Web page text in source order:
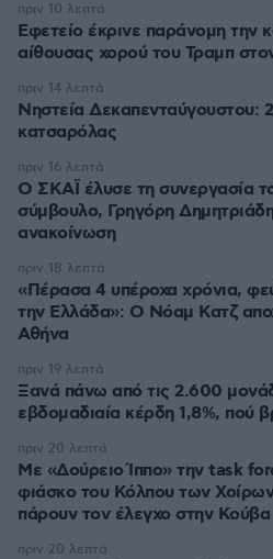
Εφετείο έκρινε παράνομη την
αίθουσας χορού του Τραμπ
πριν 10 λεπτά
Νηστεία Δεκαπενταύγουστου:
κατσαρόλας
πριν 14 λεπτά
Ο ΣΚΑΪ έλυσε τη συνεργασία
σύμβουλο, Γρηγόρη
ανακοίνωση
πριν 16 λεπτά
«Πέρασα 4 υπέροχα χρόνια,
την Ελλάδα»: Ο Νόαμ Κατζ
Αθήνα
πριν 18 λεπτά
Ξανά πάνω από τις 2.600
εβδομαδιαία κέρδη 1,8%, πού
πριν 19 λεπτά
Με «Δούρειο Ίππο» την task
φιάσκο του Κόλπου των
πάρουν τον έλεγχο στην Κούβα
πριν 20 λεπτά
πριν 20 λεπτά